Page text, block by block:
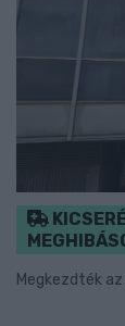
Megkezdték